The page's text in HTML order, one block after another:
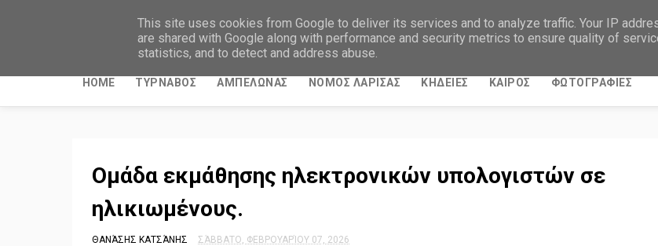
ΤΥΡΝΑΒΙΤΙΚΑ ΝΕΑ
HOME ΤΥΡΝΑΒΟΣ ΑΜΠΕΛΩΝΑΣ ΝΟΜΟΣ ΛΑΡΙΣΑΣ ΚΗΔΕΙΕΣ ΚΑΙΡΟΣ ΦΩΤΟΓΡΑΦΙΕΣ
Ομάδα εκμάθησης ηλεκτρονικών υπολογιστών σε
ηλικιωμένους.
ΘΑΝΆΣΗΣ ΚΑΤΣΆΝΗΣ ΣΆΒΒΑΤΟ, ΦΕΒΡΟΥΑΡΊΟΥ 07, 2026
This site uses cookies from Google to deliver its services and to analyze traffic. Your IP
are shared with Google along with performance and security metrics to ensure quality of
statistics, and to detect and address abuse.